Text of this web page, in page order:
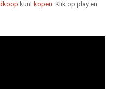
kunt kopen. Klik op play en